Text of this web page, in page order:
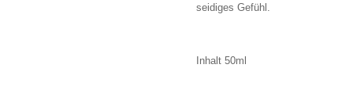
seidiges Gefühl.
Inhalt 50ml